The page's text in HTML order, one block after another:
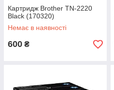
Картридж Brother TN-2220
Black (170320)
Немає в наявності
600 ₴